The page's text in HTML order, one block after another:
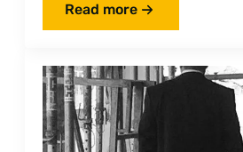
Read more